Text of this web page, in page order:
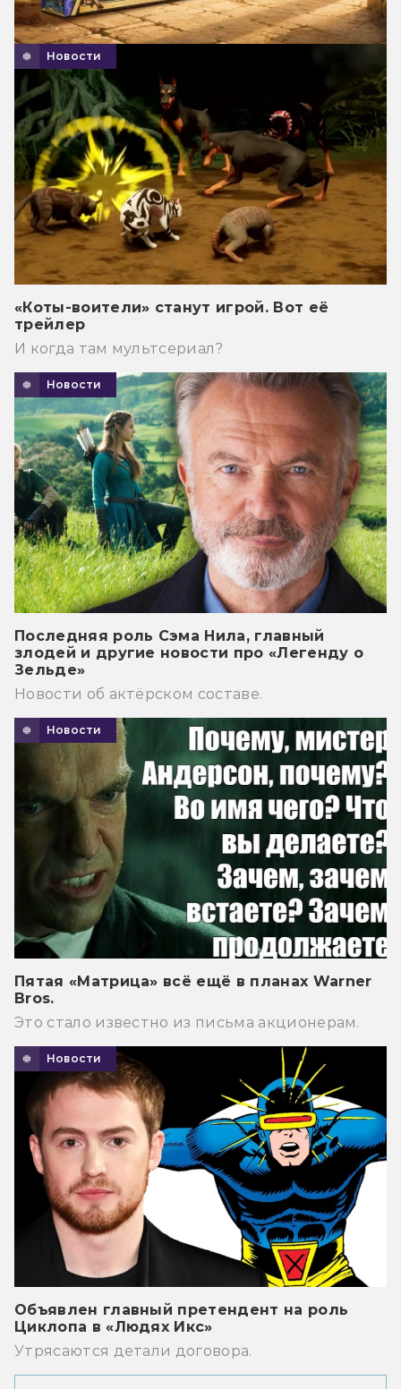
Новости
«Коты-воители» станут игрой. Вот её
трейлер
И когда там мультсериал?
Новости
Последняя роль Сэма Нила, главный
злодей и другие новости про «Легенду о
Зельде»
Новости об актёрском составе.
Новости
Пятая «Матрица» всё ещё в планах Warner
Bros.
Это стало известно из письма акционерам.
Новости
Объявлен главный претендент на роль
Циклопа в «Людях Икс»
Утрясаются детали договора.